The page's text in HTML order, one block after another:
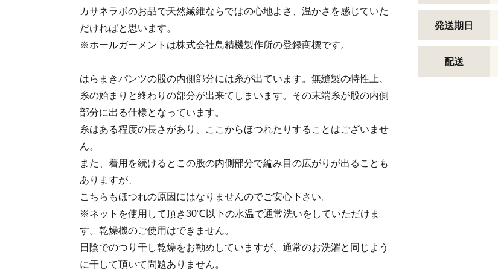
カサネラボのお品で天然繊維ならではの心地よさ、温かさを感じていた
だければと思います。
※ホールガーメントは株式会社島精機製作所の登録商標です。
はらまきパンツの股の内側部分には糸が出ています。無縫製の特性上、
糸の始まりと終わりの部分が出来てしまいます。その末端糸が股の内側
部分に出る仕様となっています。
糸はある程度の長さがあり、ここからほつれたりすることはございませ
ん。
また、着用を続けるとこの股の内側部分で編み目の広がりが出ることも
ありますが、
こちらもほつれの原因にはなりませんのでご安心下さい。
※ネットを使用して頂き30℃以下の水温で通常洗いをしていただけま
す。乾燥機のご使用はできません。
日陰でのつり干し乾燥をお勧めしていますが、通常のお洗濯と同じよう
に干して頂いて問題ありません。
発送期日
配送